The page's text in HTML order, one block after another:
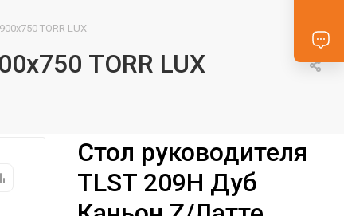
TORR LUX
TORR LUX
Стол руководителя
TLST 209H Дуб